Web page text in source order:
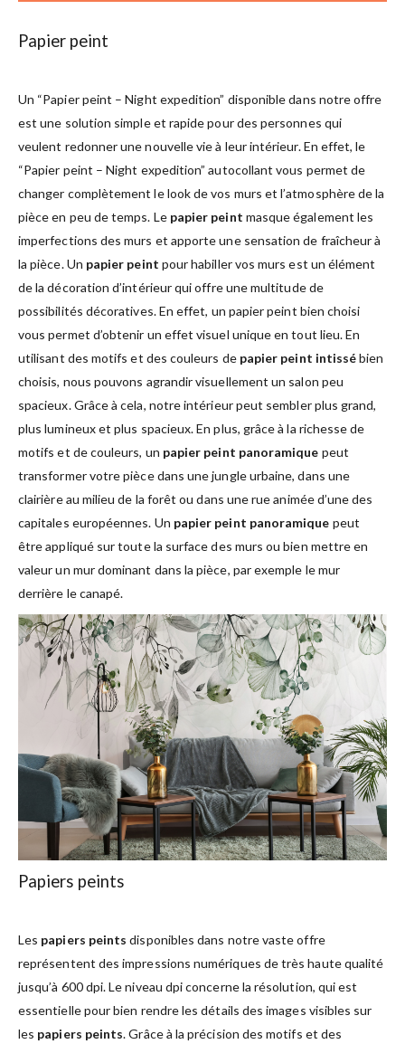
Papier peint
Un “Papier peint – Night expedition” disponible dans notre offre
est une solution simple et rapide pour des personnes qui
veulent redonner une nouvelle vie à leur intérieur. En effet, le
“Papier peint – Night expedition” autocollant vous permet de
changer complètement le look de vos murs et l’atmosphère de la
pièce en peu de temps. Le papier peint masque également les
imperfections des murs et apporte une sensation de fraîcheur à
la pièce. Un papier peint pour habiller vos murs est un élément
de la décoration d’intérieur qui offre une multitude de
possibilités décoratives. En effet, un papier peint bien choisi
vous permet d’obtenir un effet visuel unique en tout lieu. En
utilisant des motifs et des couleurs de papier peint intissébien
choisis, nous pouvons agrandir visuellement un salon peu
spacieux. Grâce à cela, notre intérieur peut sembler plus grand,
plus lumineux et plus spacieux. En plus, grâce à la richesse de
motifs et de couleurs, un papier peint panoramique peut
transformer votre pièce dans une jungle urbaine, dans une
clairière au milieu de la forêt ou dans une rue animée d’une des
capitales européennes. Un papier peint panoramique peut
être appliqué sur toute la surface des murs ou bien mettre en
valeur un mur dominant dans la pièce, par exemple le mur
derrière le canapé.
Papiers peints
Les papiers peints disponibles dans notre vaste offre
représentent des impressions numériques de très haute qualité
jusqu’à 600 dpi. Le niveau dpi concerne la résolution, qui est
essentielle pour bien rendre les détails des images visibles sur
les papiers peints. Grâce à la précision des motifs et des